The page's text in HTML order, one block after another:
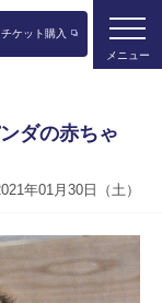
チケット購入
メニュー
ダの赤ちゃ
年01月30日（土）